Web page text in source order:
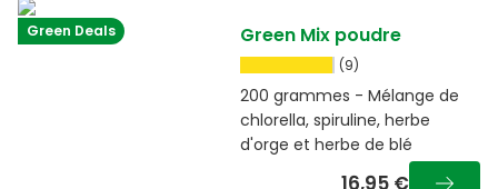
Green Deals Green Mix poudre
(9)
200 grammes - Mélange de
chlorella, spiruline, herbe
d'orge et herbe de blé
16,95 €